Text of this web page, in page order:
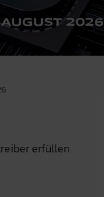
2026
erfüllen